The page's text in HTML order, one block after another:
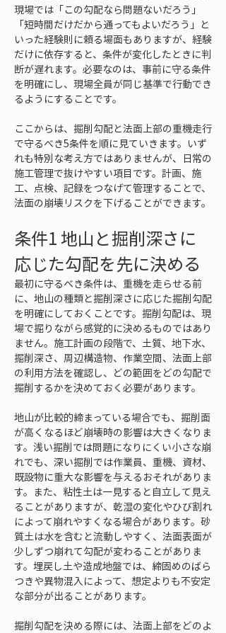
現場では「この勾配なら問題ないだろう」
「短時間だけだから通ってもよいだろう」と
いった経験則に頼る場面もありますが、経験
だけに依存すると、条件が変化したときに判
断が遅れます。必要なのは、事前に守る条件
を明確にし、現場全員が同じ基準で行動でき
るようにすることです。
ここからは、掘削勾配と法面上部の重機走行
で守るべき5条件を順に見ていきます。いず
れも特別な考え方ではありませんが、日常の
施工管理で抜けやすい項目です。計画、施
工、点検、記録をつなげて管理することで、
法面の崩壊リスクを下げることができます。
条件1 地山と掘削深さに
応じた勾配を先に決める
最初に守るべき条件は、重機を走らせる前
に、地山の種類と掘削深さに応じた掘削勾配
を明確にしておくことです。掘削勾配は、現
場で掘りながら感覚的に決めるものではあり
ません。施工計画の段階で、土質、地下水、
掘削深さ、周辺構造物、作業空間、法面上部
の利用方法を確認し、どの範囲をどの勾配で
掘削するかを決めておく必要があります。
地山が比較的締まっている場合でも、掘削面
が高くなるほど崩壊時の影響は大きくなりま
す。浅い掘削では問題になりにくい小さな崩
れでも、深い掘削では作業員、重機、資材、
既設物に重大な影響を与えるおそれがありま
す。また、粘性土は一見すると自立して見え
ることがありますが、乾湿の変化やひび割れ
によって崩れやすくなる場合があります。砂
質土は水を含むと流動しやすく、法面表面が
少しずつ崩れて勾配が変わることがありま
す。埋戻し土や造成地盤では、締固めのばら
つきや異物混入によって、想定よりも不安定
な部分が出ることがあります。
掘削勾配を決める際には、法面上部をどのよ